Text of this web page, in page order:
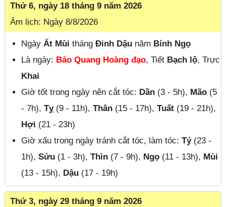
Thứ 6, ngày 18 tháng 9 năm 2026
Âm lịch: Ngày 8/8/2026
NgàyẤt Mùi thángĐinh Dậu năm Bính Ngọ
Là ngày: Bảo Quang Hoàng đạo, Tiết Bạch lộ, Trực
Khai
Giờ tốt trong ngày nên cắt tóc: Dần (3 - 5h), Mão (5
- 7h),Tỵ(9 - 11h),Thân (15 - 17h),Tuất (19 - 21h),
Hợi (21 - 23h)
Giờ xấu trong ngày tránh cắt tóc, làm tóc:Tý(23 -
1h),Sửu (1 - 3h),Thìn (7 - 9h), Ngọ (11 - 13h), Mùi
(13 - 15h), Dậu (17 - 19h)
Thứ 3, ngày 29 tháng 9 năm 2026